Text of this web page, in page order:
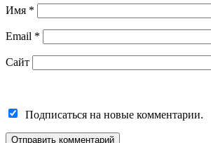
Имя *
Email *
Сайт
Подписаться на новые комментарии.